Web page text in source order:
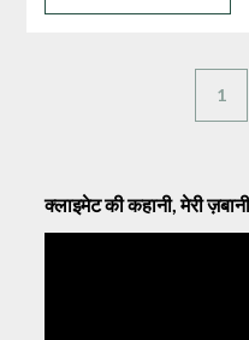
1
क्लाइमेट की कहानी, मेरी